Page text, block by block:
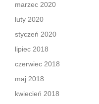
marzec 2020
luty 2020
styczeń 2020
lipiec 2018
czerwiec 2018
maj 2018
kwiecień 2018